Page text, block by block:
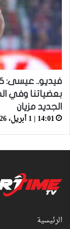
فيديو.. عيسى:
بعضياتنا وفي
الجديد مزيان
14:01 | 1 أبريل، 2026
الرئيسية